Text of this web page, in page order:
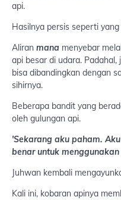
api.
Hasilnya persis seperti
Aliran mana menyebar
api besar di udara. Padahal,
bisa dibandingkan dengan
sihirnya.
Beberapa bandit yang
oleh gulungan api.
'Sekarang aku paham.
benar untuk
Juhwan kembali
Kali ini, kobaran apinya